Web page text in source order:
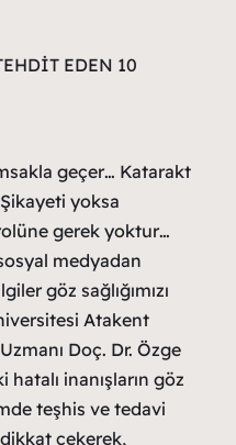
EDEN 10
geçer… Katarakt
yoksa
gerek yoktur…
medyadan
göz sağlığımızı
Atakent
Doç. Dr. Özge
inanışların göz
teşhis ve tedavi
çekerek,